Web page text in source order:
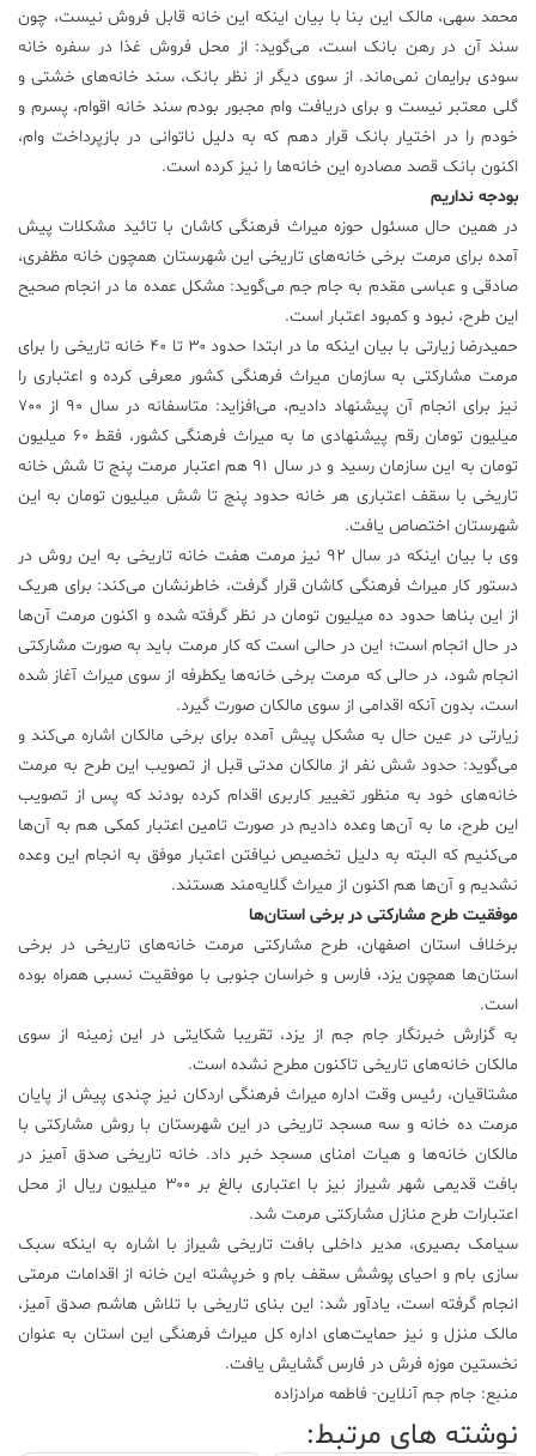
محمد سهی، مالک این بنا با بیان اینکه این خانه قابل فروش نیست، چون
سند آن در رهن بانک است، می‌گوید: از محل فروش غذا در سفره خانه
سودی برایمان نمی‌ماند. از سوی دیگر از نظر بانک، سند خانه‌های خشتی و
گلی معتبر نیست و برای دریافت وام مجبور بودم سند خانه اقوام، پسرم و
خودم را در اختیار بانک قرار دهم که به دلیل ناتوانی در بازپرداخت وام،
اکنون بانک قصد مصادره این خانه‌ها را نیز کرده است.
بودجه نداریم
در همین حال مسئول حوزه میراث فرهنگی کاشان با تائید مشکلات پیش
آمده برای مرمت برخی خانه‌های تاریخی این شهرستان همچون خانه مظفری،
صادقی و عباسی مقدم به جام جم می‌گوید: مشکل عمده ما در انجام صحیح
این طرح، نبود و کمبود اعتبار است.
حمیدرضا زیارتی با بیان اینکه ما در ابتدا حدود ۳۰ تا ۴۰ خانه تاریخی را برای
مرمت مشارکتی به سازمان میراث فرهنگی کشور معرفی کرده و اعتباری را
نیز برای انجام آن پیشنهاد دادیم، می‌افزاید: متاسفانه در سال ۹۰ از ۷۰۰
میلیون تومان رقم پیشنهادی ما به میراث فرهنگی کشور، فقط ۶۰ میلیون
تومان به این سازمان رسید و در سال ۹۱ هم اعتبار مرمت پنج تا شش خانه
تاریخی با سقف اعتباری هر خانه حدود پنج تا شش میلیون تومان به این
شهرستان اختصاص یافت.
وی با بیان اینکه در سال ۹۲ نیز مرمت هفت خانه تاریخی به این روش در
دستور کار میراث فرهنگی کاشان قرار گرفت، خاطرنشان می‌کند: برای هریک
از این بنا‌ها حدود ده میلیون تومان در نظر گرفته شده و اکنون مرمت آن‌ها
در حال انجام است؛ این در حالی است که کار مرمت باید به صورت مشارکتی
انجام شود، در حالی که مرمت برخی خانه‌ها یکطرفه از سوی میراث آغاز شده
است، بدون آنکه اقدامی از سوی مالکان صورت گیرد.
زیارتی در عین حال به مشکل پیش آمده برای برخی مالکان اشاره می‌کند و
می‌گوید: حدود شش نفر از مالکان مدتی قبل از تصویب این طرح به مرمت
خانه‌های خود به منظور تغییر کاربری اقدام کرده بودند که پس از تصویب
این طرح، ما به آن‌ها وعده دادیم در صورت تامین اعتبار کمکی هم به آن‌ها
می‌کنیم که البته به دلیل تخصیص نیافتن اعتبار موفق به انجام این وعده
نشدیم و آن‌ها هم اکنون از میراث گلایه‌مند هستند.
موفقیت طرح مشارکتی در برخی استان‌ها
برخلاف استان اصفهان، طرح مشارکتی مرمت خانه‌های تاریخی در برخی
استان‌ها همچون یزد، فارس و خراسان جنوبی با موفقیت نسبی همراه بوده
است.
به گزارش خبرنگار جام جم از یزد، تقریبا شکایتی در این زمینه از سوی
مالکان خانه‌های تاریخی تاکنون مطرح نشده است.
مشتاقیان، رئیس وقت اداره میراث فرهنگی اردکان نیز چندی پیش از پایان
مرمت ده خانه و سه مسجد تاریخی در این شهرستان با روش مشارکتی با
مالکان خانه‌ها و هیات امنای مسجد خبر داد. خانه تاریخی صدق آمیز در
بافت قدیمی شهر شیراز نیز با اعتباری بالغ بر ۳۰۰ میلیون ریال از محل
اعتبارات طرح منازل مشارکتی مرمت شد.
سیامک بصیری، مدیر داخلی بافت تاریخی شیراز با اشاره به اینکه سبک
سازی بام و احیای پوشش سقف بام و خرپشته این خانه از اقدامات مرمتی
انجام گرفته است، یادآور شد: این بنای تاریخی با تلاش هاشم صدق آمیز،
مالک منزل و نیز حمایت‌های اداره کل میراث فرهنگی این استان به عنوان
نخستین موزه فرش در فارس گشایش یافت.
منبع: جام جم آنلاین- فاطمه مراد‌زاده
نوشته های مرتبط: